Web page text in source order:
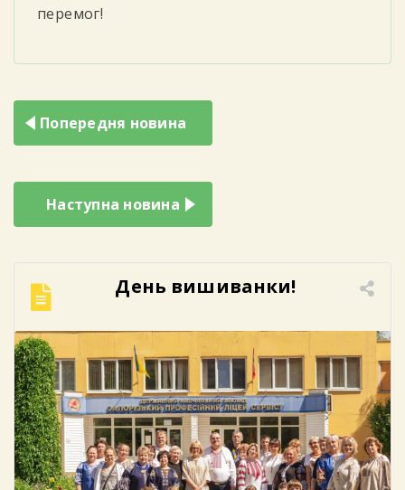
перемог!
Навігація
записів
Попередня новина
Наступна новина
День вишиванки!